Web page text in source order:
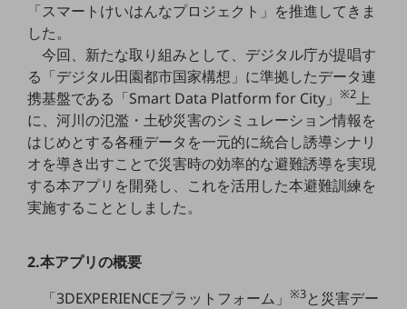
コミュニケーション・情報共有
マーケティング
業務効率化
災害対策
職場環境整備
地域共創・地方創生
セキュリティ対策
遠隔監視
「スマートけいはんなプロジェクト」を推進してきま
した。
今回、新たな取り組みとして、デジタル庁が提唱す
る「デジタル田園都市国家構想」に準拠したデータ連
携基盤である「Smart Data Platform for City」※2上
に、河川の氾濫・土砂災害のシミュレーション情報を
はじめとする各種データを一元的に統合し誘導シナリ
オを導き出すことで災害時の効率的な避難誘導を実現
する本アプリを開発し、これを活用した本避難訓練を
実施することとしました。
2.本アプリの概要
「3DEXPERIENCEプラットフォーム」※3と災害デー